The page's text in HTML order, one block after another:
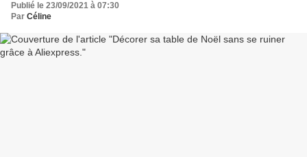
Publié le 23/09/2021 à 07:30
Par Céline